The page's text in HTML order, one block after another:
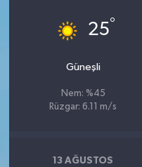
25°
Güneşli
Nem: %45
Rüzgar: 6.11 m/s
13 AĞUSTOS